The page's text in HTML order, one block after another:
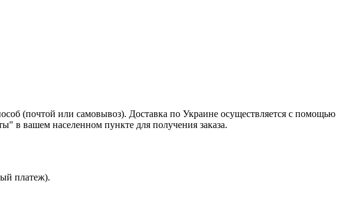
(почтой или самовывоз). Доставка по Украине осуществляется с помощью
вашем населенном пункте для получения заказа.
платеж).